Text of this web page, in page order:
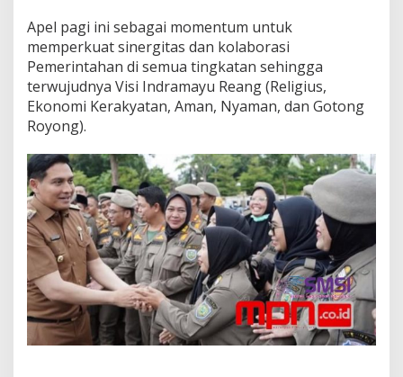
A
S
N
,
P
e
u
a
t
S
i
n
e
r
g
i
t
a
s
Apel pagi ini sebagai momentum untuk
memperkuat sinergitas dan kolaborasi
Pemerintahan di semua tingkatan sehingga
terwujudnya Visi Indramayu Reang (Religius,
Ekonomi Kerakyatan, Aman, Nyaman, dan Gotong
Royong).